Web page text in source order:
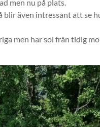
men nu på plats.
blir även intressant att se
men har sol från tidig